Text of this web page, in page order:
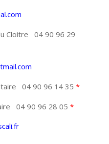
Cloitre 04 90 96 29
04 90 96 14 35 *
04 90 96 28 05 *